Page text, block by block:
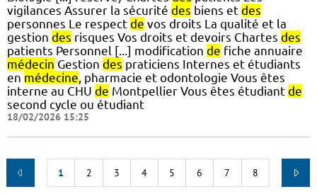
vigilances Assurer la sécurité des biens et des
personnes Le respect de vos droits La qualité et la
gestion des risques Vos droits et devoirs Chartes des
patients Personnel [...] modification de fiche annuaire
médecin Gestion des praticiens Internes et étudiants
en médecine, pharmacie et odontologie Vous êtes
interne au CHU de Montpellier Vous êtes étudiant de
second cycle ou étudiant
18/02/2026 15:25
1 2 3 4 5 6 7 8